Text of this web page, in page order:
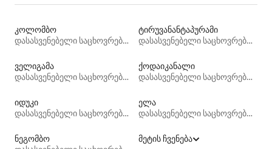
კოლომბო
დასასვენებელი საცხოვრებლები
ტირუვანანტაპურამი
დასასვენებელი საცხოვრებლები
ველიგამა
დასასვენებელი საცხოვრებლები
ქოდაიკანალი
დასასვენებელი საცხოვრებლები
იდუკი
დასასვენებელი საცხოვრებლები
ელა
დასასვენებელი საცხოვრებლები
ნეგომბო
მეტის ჩვენება